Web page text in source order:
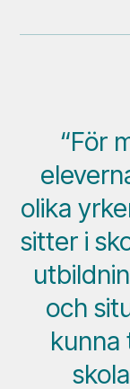
“För
olika
sitter i
och
kunna